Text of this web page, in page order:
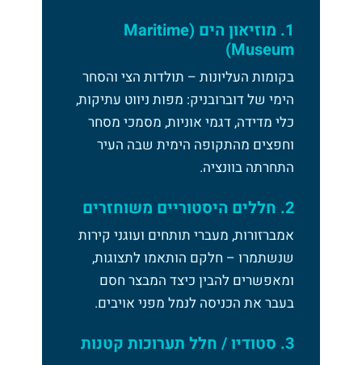
1. מוזיאון הים (Maritime
Museum)
בקומות העליונות – תולדות הצי והסחר
הימי של דוברובניק: מפות ניווט עתיקות,
כלי מדידה, דגמי אוניות, מסמכי מסחר
וחפצים מהתקופה הימית שבה העיר
התחרתה בוונציה.
2. חללים היסטוריים משוחזרים
אמברזורות, מעברי תותחים ועוגני קירות
שנשתמרו – חלקם הותאמו לתצוגות,
ומאפשרים להבין כיצד המבצר חסם
בעבר את הכניסה לנמל מפני אויבים.
3. סטודיו / חלל תערוכות קטנות